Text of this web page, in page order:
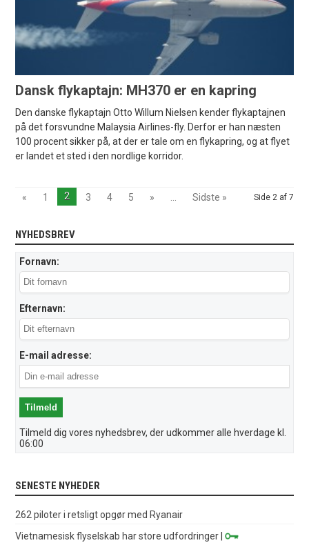
Dansk flykaptajn: MH370 er en kapring
Den danske flykaptajn Otto Willum Nielsen kender flykaptajnen
på det forsvundne Malaysia Airlines-fly. Derfor er han næsten
100 procent sikker på, at der er tale om en flykapring, og at flyet
er landet et sted i den nordlige korridor.
Side 2 af 7
« 1 2 3 4 5 » Sidste »
NYHEDSBREV
Fornavn:
Efternavn:
E-mail adresse:
Tilmeld dig vores nyhedsbrev, der udkommer alle hverdage kl.
06:00
SENESTE NYHEDER
262 piloter i retsligt opgør med Ryanair
Vietnamesisk flyselskab har store udfordringer |